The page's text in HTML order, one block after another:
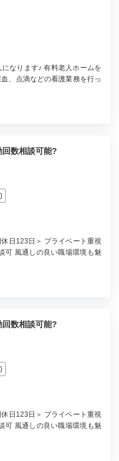
なります♪ 有料老人ホームを
、点滴などの看護業務を行っ
数相談可能?
日123日＞ プライベート重視
可 風通しの良い職場環境も魅
数相談可能?
日123日＞ プライベート重視
可 風通しの良い職場環境も魅